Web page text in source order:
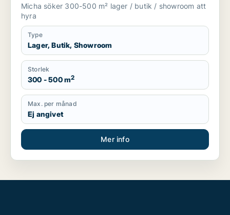
Micha söker 300-500 m² lager / butik / showroom att
hyra
Type
Lager, Butik, Showroom
Storlek
300 - 500 m2
Max. per månad
Ej angivet
Mer info